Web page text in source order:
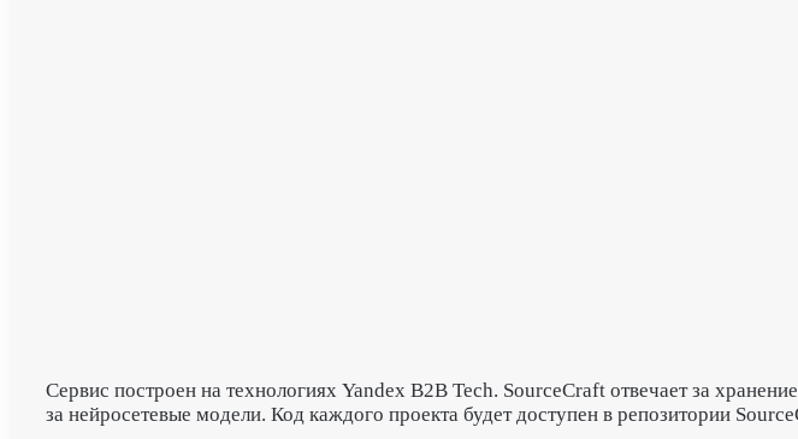
Сервис построен на технологиях Yandex B2B Tech. SourceCraft отвечает за
за нейросетевые модели. Код каждого проекта будет доступен в репозитории